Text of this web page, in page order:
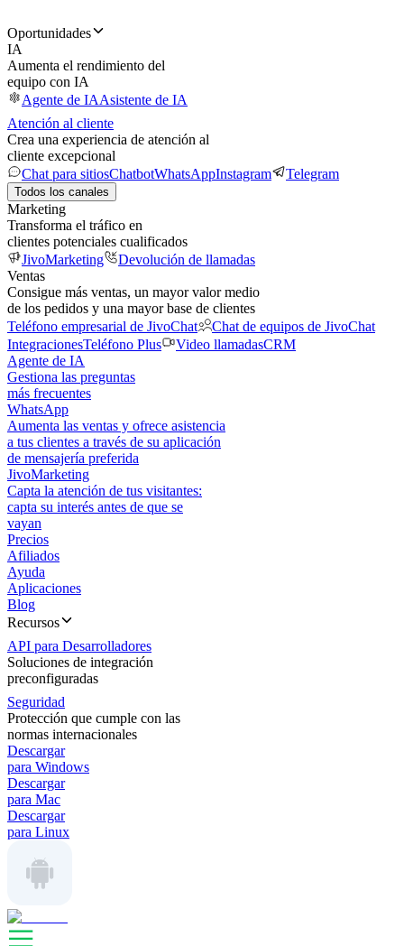
Oportunidades
IA
Aumenta el rendimiento del
equipo con IA
Agente de IAAsistente de IA
Atención al cliente
Crea una experiencia de atención al
cliente excepcional
Chat para sitiosChatbotWhatsAppInstagram Telegram
Todos los canales
Marketing
Transforma el tráfico en
clientes potenciales cualificados
JivoMarketing
Devolución de llamadas
Ventas
Consigue más ventas, un mayor valor medio
de los pedidos y una mayor base de clientes
Teléfono empresarial de JivoChat
Chat de equipos de JivoChat
IntegracionesTeléfono Plus Video llamadasCRM
Agente de IA
Gestiona las preguntas
más frecuentes
WhatsApp
Aumenta las ventas y ofrece asistencia
a tus clientes a través de su aplicación
de mensajería preferida
JivoMarketing
Capta la atención de tus visitantes:
capta su interés antes de que se
vayan
Precios
Afiliados
Ayuda
Aplicaciones
Blog
Recursos
API para Desarrolladores
Soluciones de integración
preconfiguradas
Seguridad
Protección que cumple con las
normas internacionales
Descargar
para Windows
Descargar
para Mac
Descargar
para Linux